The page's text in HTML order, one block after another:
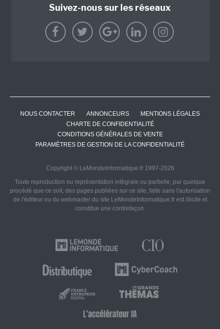
Suivez-nous sur les réseaux
NOUS CONTACTER ANNONCEURS
MENTIONS LÉGALES
CHARTE DE CONFIDENTIALITÉ
CONDITIONS GÉNÉRALES DE VENTE
PARAMÈTRES DE GESTION DE LA CONFIDENTIALITÉ
Copyright © LeMondeInformatique.fr 1997-2026
Toute reproduction ou représentation intégrale ou partielle, par quelque
procédé que ce soit, des pages publiées sur ce site, faite sans l'autorisation
de l'éditeur ou du webmaster du site LeMondeInformatique.fr est illicite et
constitue une contrefaçon.